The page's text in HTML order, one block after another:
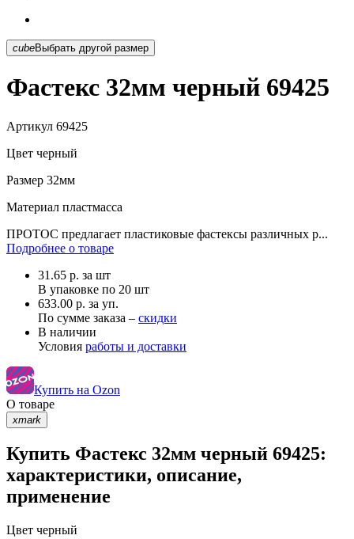
cubeВыбрать другой размер
Фастекс 32мм черный 69425
Артикул 69425
Цвет черный
Размер 32мм
Материал пластмасса
ПРОТОС предлагает пластиковые фастексы различных р...
Подробнее о товаре
31.65 р. за шт
В упаковке по 20 шт
633.00 р. за уп.
По сумме заказа – скидки
В наличии
Условия работы и доставки
Купить на Ozon
О товаре
xmark
Купить Фастекс 32мм черный 69425:
характеристики, описание,
применение
Цвет черный